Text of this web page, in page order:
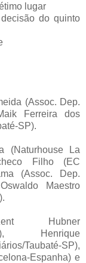
lugar
do quinto
(Assoc. Dep.
Ferreira dos
SP).
(Naturhouse La
Filho (EC
(Assoc. Dep.
Maestro
Hubner
SP), Henrique
Taubaté-SP),
Espanha) e